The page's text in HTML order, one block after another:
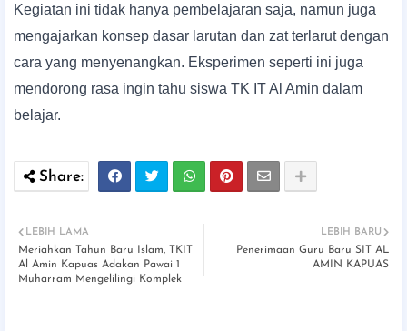
Kegiatan ini tidak hanya pembelajaran saja, namun juga
mengajarkan konsep dasar larutan dan zat terlarut dengan
cara yang menyenangkan. Eksperimen seperti ini juga
mendorong rasa ingin tahu siswa TK IT Al Amin dalam
belajar.
LEBIH BARU
Penerimaan Guru Baru SIT AL
AMIN KAPUAS
LEBIH LAMA
Meriahkan Tahun Baru Islam, TKIT
Al Amin Kapuas Adakan Pawai 1
Muharram Mengelilingi Komplek